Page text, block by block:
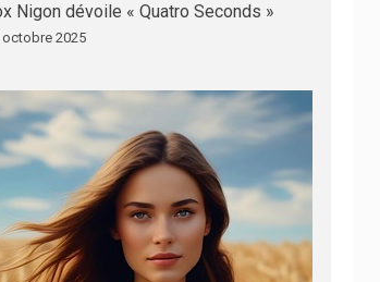
Nigon dévoile « Quatro Seconds »
octobre 2025